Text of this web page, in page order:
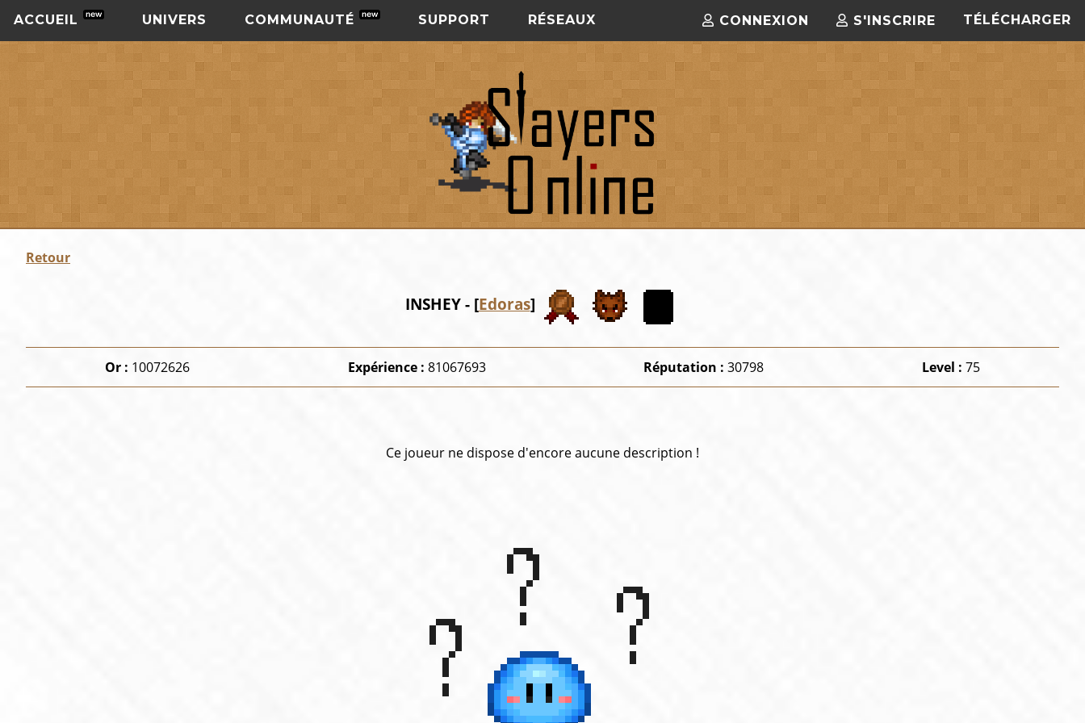
ACCUEIL UNIVERS COMMUNAUTÉ SUPPORT RÉSEAUX TÉLÉCHARGER
S'INSCRIRE
CONNEXION
Retour
INSHEY - [Edoras]
Or : 10072626 Expérience : 81067693 Réputation :30798 Level :75
Ce joueur ne dispose d'encore aucune description !